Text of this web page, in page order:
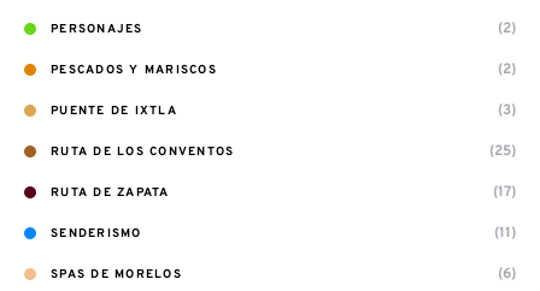
PERSONAJES (2)
PESCADOS Y MARISCOS (2)
PUENTE DE IXTLA (3)
RUTA DE LOS CONVENTOS (25)
RUTA DE ZAPATA (17)
SENDERISMO (11)
SPAS DE MORELOS (6)